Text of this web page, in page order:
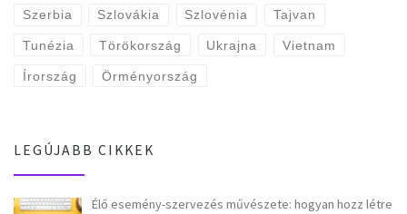
Szerbia Szlovákia Szlovénia Tajvan
Tunézia Törökország Ukrajna Vietnam
Írország Örményország
LEGÚJABB CIKKEK
Élő esemény-szervezés művészete: hogyan hozz létre